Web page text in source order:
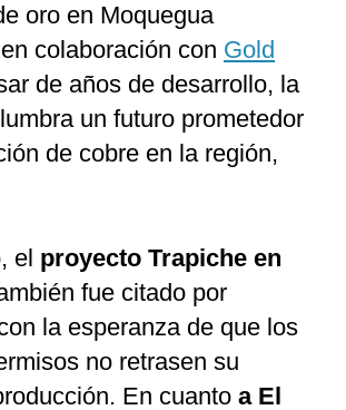
oro en Moquegua
colaboración con Gold
de años de desarrollo, la
un futuro prometedor
de cobre en la región,
el proyecto Trapiche en
fue citado por
la esperanza de que los
no retrasen su
En cuanto a El